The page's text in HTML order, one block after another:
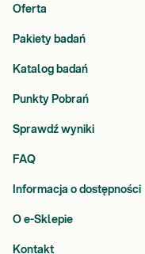
Oferta
Pakiety badań
Katalog badań
Punkty Pobrań
Sprawdź wyniki
FAQ
Informacja o dostępności
O e-Sklepie
Kontakt